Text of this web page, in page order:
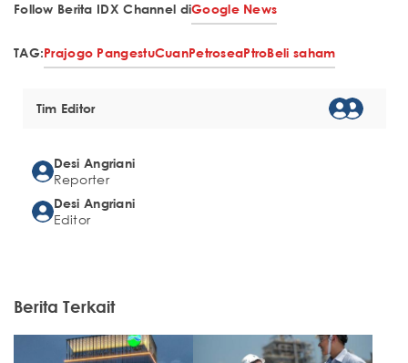
Follow Berita IDX Channel diGoogle News
TAG:Prajogo PangestuCuanPetroseaPtroBeli saham
Tim Editor
Desi Angriani
Reporter
Desi Angriani
Editor
Berita Terkait